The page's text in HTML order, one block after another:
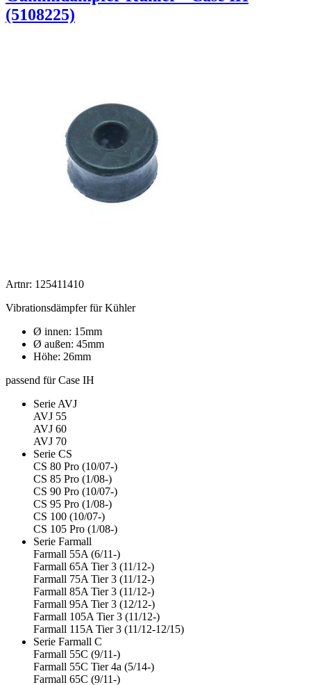
(5108225)
Artnr: 125411410
Vibrationsdämpfer für Kühler
Ø innen: 15mm
Ø außen: 45mm
Höhe: 26mm
passend für Case IH
Serie AVJ
AVJ 55
AVJ 60
AVJ 70
Serie CS
CS 80 Pro (10/07-)
CS 85 Pro (1/08-)
CS 90 Pro (10/07-)
CS 95 Pro (1/08-)
CS 100 (10/07-)
CS 105 Pro (1/08-)
Serie Farmall
Farmall 55A (6/11-)
Farmall 65A Tier 3 (11/12-)
Farmall 75A Tier 3 (11/12-)
Farmall 85A Tier 3 (11/12-)
Farmall 95A Tier 3 (12/12-)
Farmall 105A Tier 3 (11/12-)
Farmall 115A Tier 3 (11/12-12/15)
Serie Farmall C
Farmall 55C (9/11-)
Farmall 55C Tier 4a (5/14-)
Farmall 65C (9/11-)